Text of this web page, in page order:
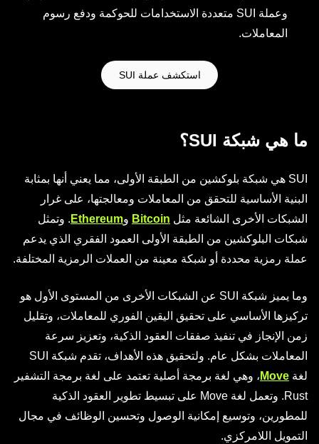
وعملة SUI متعددة الاستخدامات للحوكمة ودفع رسوم
المعاملات.
استكشف عملة SUI
ما هي شبكة SUI؟
SUI هي شبكة بلوكشين من الطبقة الأولى، مما يعني أنها بمثابة
البنية الأساسية للتحقق من المعاملات ومعالجتها، على غرار
الشبكات الأخرى الشائعة مثل Bitcoin وEthereum . وتمثل
شبكات البلوكشين من الطبقة الأولى العمود الفقري الذي يدعم
عملة رمزية محددة أو شبكة معينة من العملات الرمزية المختلفة.
وما يميز شبكة SUI عن الشبكات الأخرى من المستوى الأول هو
تركيزها الأساسي على تحقيق اليقين الفوري للمعاملات، وتقليل
زمن الإنجاز في تنفيذ صفقات العقود الذكية، وتعزيز سرعة
المعاملات بشكل عام. ولتحقيق هذه الأهداف، تقدم شبكة SUI
لغة Move ، وهي لغة برمجة أصلية تعتمد على لغة برمجة التشفير
Rust. وتعمل لغة Move على تبسيط تطوير العقود الذكية
للمطورين، وتوسيع إمكانية الوصول وتحسين الوظائف في مجال
التمويل اللامركزي.